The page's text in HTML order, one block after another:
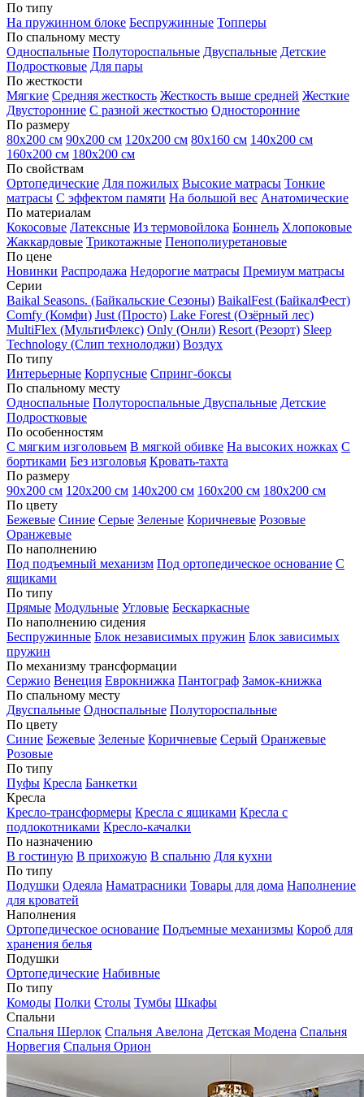
По типу
На пружинном блоке Беспружинные Топперы
По спальному месту
Односпальные Полутороспальные Двуспальные Детские
Подростковые Для пары
По жесткости
Мягкие Средняя жесткость Жесткость выше средней Жесткие
Двусторонние С разной жесткостью Односторонние
По размеру
80х200 см 90х200 см 120х200 см 80х160 см 140х200 см
160х200 см 180х200 см
По свойствам
Ортопедические Для пожилых Высокие матрасы Тонкие
матрасы С эффектом памяти На большой вес Анатомические
По материалам
Кокосовые Латексные Из термовойлока Боннель Хлопоковые
Жаккардовые Трикотажные Пенополиуретановые
По цене
Новинки Распродажа Недорогие матрасы Премиум матрасы
Серии
Baikal Seasons. (Байкальские Сезоны) BaikalFest (БайкалФест)
Comfy (Комфи) Just (Просто) Lake Forest (Озёрный лес)
MultiFlex (МультиФлекс) Only (Онли) Resort (Резорт) Sleep
Technology (Слип технолоджи) Воздух
По типу
Интерьерные Корпусные Спринг-боксы
По спальному месту
Односпальные Полутороспальные Двуспальные Детские
Подростковые
По особенностям
С мягким изголовьем В мягкой обивке На высоких ножках С
бортиками Без изголовья Кровать-тахта
По размеру
90х200 см 120х200 см 140х200 см 160х200 см 180х200 см
По цвету
Бежевые Синие Серые Зеленые Коричневые Розовые
Оранжевые
По наполнению
Под подъемный механизм Под ортопедическое основание С
ящиками
По типу
Прямые Модульные Угловые Бескаркасные
По наполнению сидения
Беспружинные Блок независимых пружин Блок зависимых
пружин
По механизму трансформации
Сержио Венеция Еврокнижка Пантограф Замок-книжка
По спальному месту
Двуспальные Односпальные Полутороспальные
По цвету
Синие Бежевые Зеленые Коричневые Серый Оранжевые
Розовые
По типу
Пуфы Кресла Банкетки
Кресла
Кресло-трансформеры Кресла с ящиками Кресла с
подлокотниками Кресло-качалки
По назначению
В гостиную В прихожую В спальню Для кухни
По типу
Подушки Одеяла Наматрасники Товары для дома Наполнение
для кроватей
Наполнения
Ортопедическое основание Подъемные механизмы Короб для
хранения белья
Подушки
Ортопедические Набивные
По типу
Комоды Полки Столы Тумбы Шкафы
Спальни
Спальня Шерлок Спальня Авелона Детская Модена Спальня
Норвегия Спальня Орион